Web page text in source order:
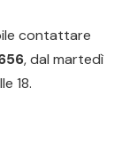
contattare
, dal martedì
18.